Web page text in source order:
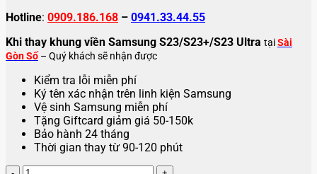
Hotline: 0909.186.168 – 0941.33.44.55
Khi thay khung viền Samsung S23/S23+/S23 Ultra tạiSài
Gòn Số – Quý khách sẽ nhận được
Kiểm tra lỗi miễn phí
Ký tên xác nhận trên linh kiện Samsung
Vệ sinh Samsung miễn phí
Tặng Giftcard giảm giá 50-150k
Bảo hành 24 tháng
Thời gian thay từ 90-120 phút